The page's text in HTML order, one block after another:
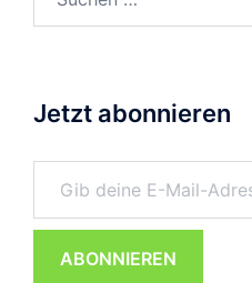
nach:
Jetzt abonnieren
Gib deine E-Mail-Adresse ein ...
ABONNIEREN